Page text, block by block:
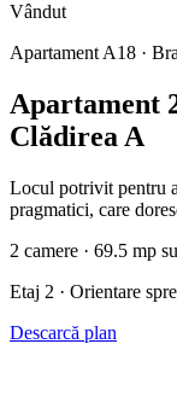
Vândut
Apartament A18 ·
Apartament
Clădirea A
Locul potrivit pentru
pragmatici, care
2 camere · 69.5 mp
Etaj 2 · Orientare
Descarcă plan